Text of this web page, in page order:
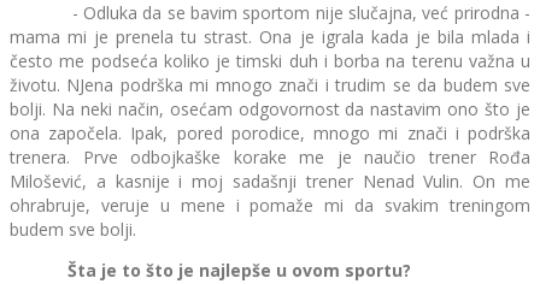
- Odluka da se bavim sportom nije slučajna, već prirodna -
mama mi je prenela tu strast. Ona je igrala kada je bila mlada i
često me podseća koliko je timski duh i borba na terenu važna u
životu. NJena podrška mi mnogo znači i trudim se da budem sve
bolji. Na neki način, osećam odgovornost da nastavim ono što je
ona započela. Ipak, pored porodice, mnogo mi znači i podrška
trenera. Prve odbojkaške korake me je naučio trener Rođa
Milošević, a kasnije i moj sadašnji trener Nenad Vulin. On me
ohrabruje, veruje u mene i pomaže mi da svakim treningom
budem sve bolji.
Šta je to što je najlepše u ovom sportu?